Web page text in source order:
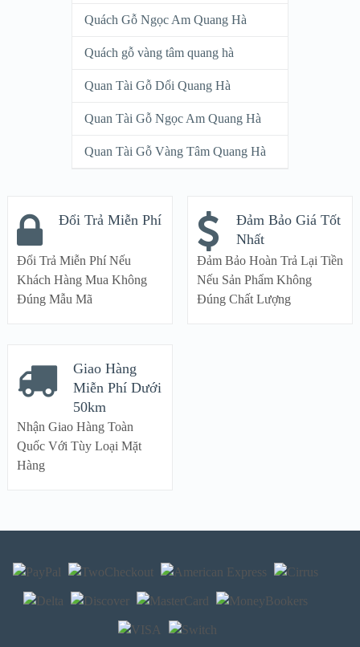
Quách Gỗ Ngọc Am Quang Hà
Quách gỗ vàng tâm quang hà
Quan Tài Gỗ Dổi Quang Hà
Quan Tài Gỗ Ngọc Am Quang Hà
Quan Tài Gỗ Vàng Tâm Quang Hà
Đổi Trả Miễn Phí
Đổi Trả Miễn Phí Nếu
Khách Hàng Mua Không
Đúng Mẫu Mã
Đảm Bảo Giá Tốt
Nhất
Đảm Bảo Hoàn Trả Lại Tiền
Nếu Sản Phẩm Không
Đúng Chất Lượng
Giao Hàng
Miễn Phí Dưới
50km
Nhận Giao Hàng Toàn
Quốc Với Tùy Loại Mặt
Hàng